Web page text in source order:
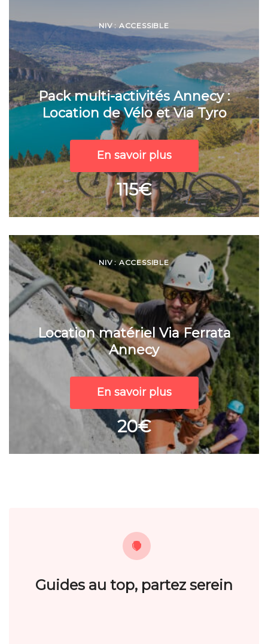
NIV : ACCESSIBLE
Pack multi-activités Annecy :
Location de Vélo et Via Tyro
En savoir plus
115€
NIV : ACCESSIBLE
Location matériel Via Ferrata
Annecy
En savoir plus
20€
Guides au top, partez serein